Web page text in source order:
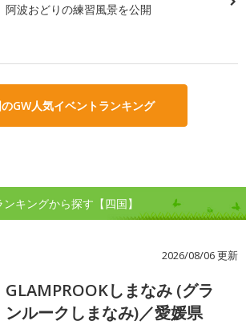
阿波おどりの練習風景を公開
GW人気イベントランキング
キングから探す【四国】
2026/08/06 更新
GLAMPROOKしまなみ (グラ
ンルークしまなみ)／愛媛県